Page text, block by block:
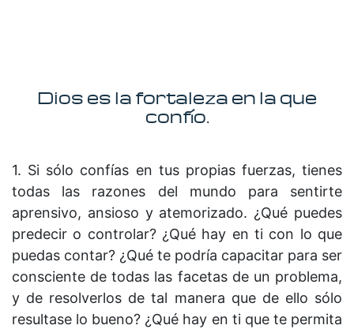
Dios es la fortaleza en la que
confío.
1. Si sólo confías en tus propias fuerzas, tienes
todas las razones del mundo para sentirte
aprensivo, ansioso y atemorizado. ¿Qué puedes
predecir o controlar? ¿Qué hay en ti con lo que
puedas contar? ¿Qué te podría capacitar para ser
consciente de todas las facetas de un problema,
y de resolverlos de tal manera que de ello sólo
resultase lo bueno? ¿Qué hay en ti que te permita